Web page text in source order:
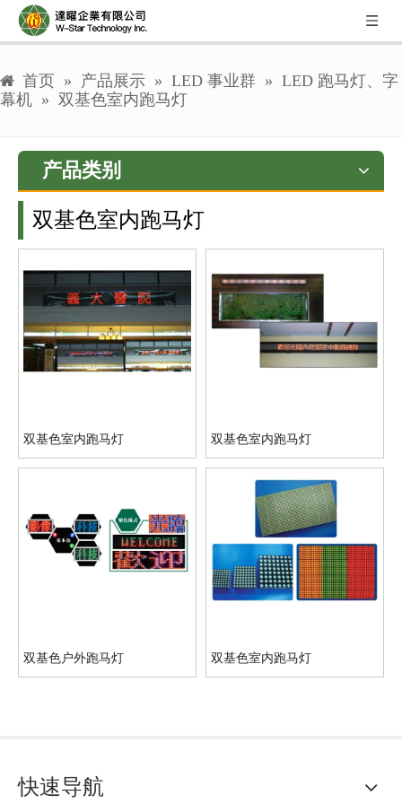
首页 » 产品展示 » LED 事业群 » LED 跑马灯、字
幕机 » 双基色室内跑马灯
产品类别
双基色室内跑马灯
双基色室内跑马灯 双基色室内跑马灯
双基色户外跑马灯 双基色室内跑马灯
快速导航